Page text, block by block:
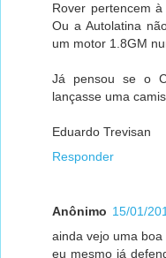
Rover pertencem
Ou a Autolatina
um motor 1.8GM
Já pensou se o
lançasse uma
Eduardo Trevisan
Responder
Anônimo 15/01/
ainda vejo uma
eu mesmo já